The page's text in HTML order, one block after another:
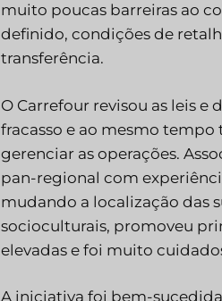
muito poucas barreiras ao
definido, condições de
transferência.
O Carrefour revisou as leis
fracasso e ao mesmo
gerenciar as operações.
pan-regional com
mudando a localização das
socioculturais, promoveu
elevadas e foi muito
A iniciativa foi bem-